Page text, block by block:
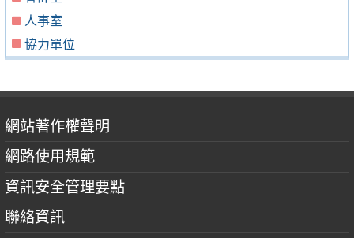
人事室
協力單位
網站著作權聲明
網路使用規範
資訊安全管理要點
聯絡資訊